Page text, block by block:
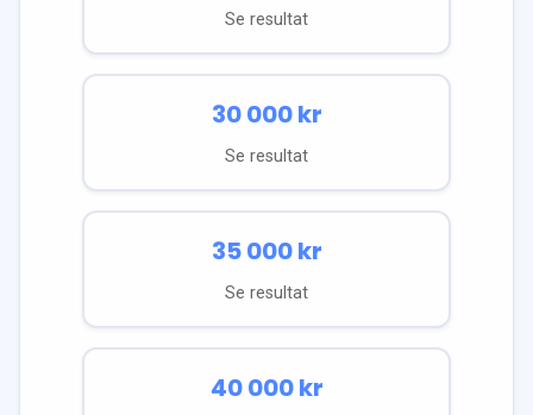
Se resultat
30 000kr
Se resultat
35 000kr
Se resultat
40 000kr